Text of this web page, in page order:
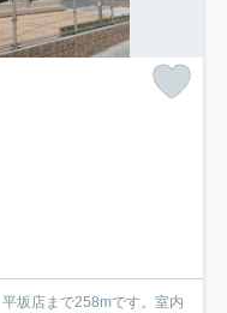
坂店まで258mです。室内